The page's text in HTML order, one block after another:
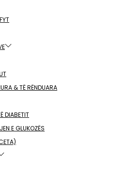
& TË RËNDUARA
DIABETIT
E GLUKOZËS